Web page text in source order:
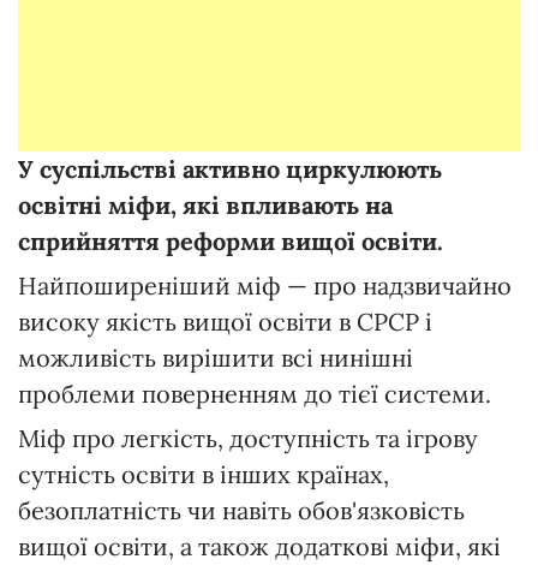
У суспільстві активно циркулюють
освітні міфи, які впливають на
сприйняття реформи вищої освіти.
Найпоширеніший міф — про надзвичайно
високу якість вищої освіти в СРСР і
можливість вирішити всі нинішні
проблеми поверненням до тієї системи.
Міф про легкість, доступність та ігрову
сутність освіти в інших країнах,
безоплатність чи навіть обов'язковість
вищої освіти, а також додаткові міфи, які